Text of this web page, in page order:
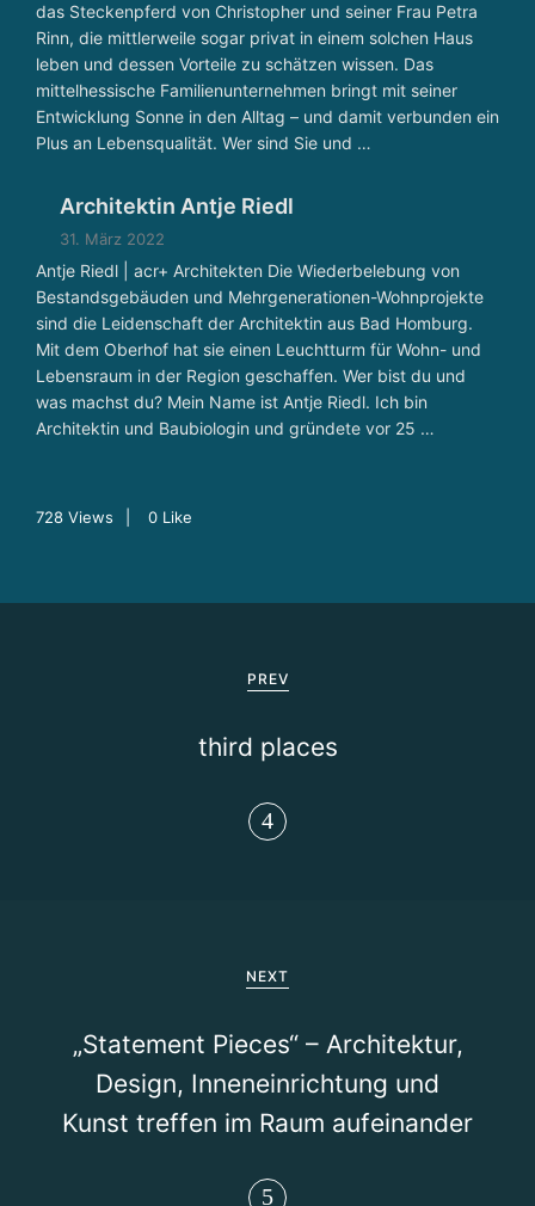
das Steckenpferd von Christopher und seiner Frau Petra
Rinn, die mittlerweile sogar privat in einem solchen Haus
leben und dessen Vorteile zu schätzen wissen. Das
mittelhessische Familienunternehmen bringt mit seiner
Entwicklung Sonne in den Alltag – und damit verbunden ein
Plus an Lebensqualität. Wer sind Sie und …
Architektin Antje Riedl
31. März 2022
Antje Riedl | acr+ Architekten Die Wiederbelebung von
Bestandsgebäuden und Mehrgenerationen-Wohnprojekte
sind die Leidenschaft der Architektin aus Bad Homburg.
Mit dem Oberhof hat sie einen Leuchtturm für Wohn- und
Lebensraum in der Region geschaffen. Wer bist du und
was machst du? Mein Name ist Antje Riedl. Ich bin
Architektin und Baubiologin und gründete vor 25 …
728 Views 0 Like
PREV
third places
NEXT
„Statement Pieces“ – Architektur,
Design, Inneneinrichtung und
Kunst treffen im Raum aufeinander